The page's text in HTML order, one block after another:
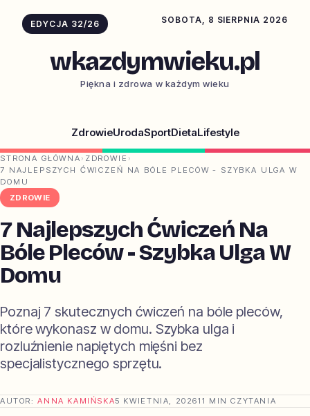
EDYCJA 32/26 SOBOTA, 8 SIERPNIA 2026
wkazdymwieku.pl
Piękna i zdrowa w każdym wieku
ZdrowieUrodaSportDietaLifestyle
STRONA GŁÓWNA › ZDROWIE ›
7 NAJLEPSZYCH ĆWICZEŃ NA BÓLE PLECÓW - SZYBKA ULGA W
DOMU
ZDROWIE
7 Najlepszych Ćwiczeń Na
Bóle Pleców - Szybka Ulga W
Domu
Poznaj 7 skutecznych ćwiczeń na bóle pleców,
które wykonasz w domu. Szybka ulga i
rozluźnienie napiętych mięśni bez
specjalistycznego sprzętu.
AUTOR:ANNA KAMIŃSKA5 KWIETNIA, 202611 MIN CZYTANIA